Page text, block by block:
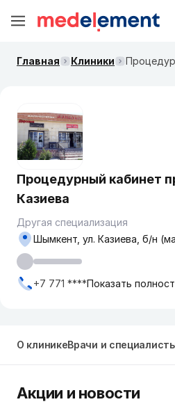
Главная Клиники
Процедурный кабинет
Казиева
Другая специализация
Шымкент, ул. Казиева, б/н
+7 771 ****Показать
О клиникеВрачи и
Акции и новости